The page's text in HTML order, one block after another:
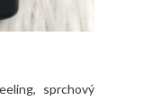
sprchový